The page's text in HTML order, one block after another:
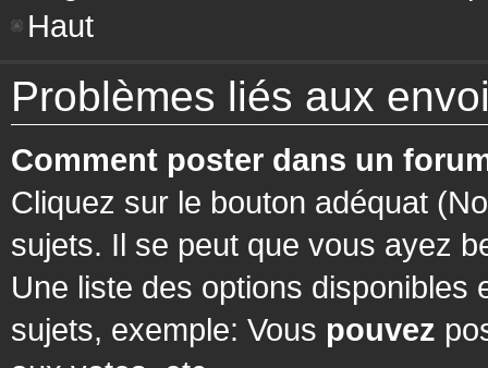
Haut
Problèmes liés aux
Comment poster dans un
Cliquez sur le bouton adéquat
sujets. Il se peut que vous ayez
Une liste des options
sujets, exemple: Vous pouvez